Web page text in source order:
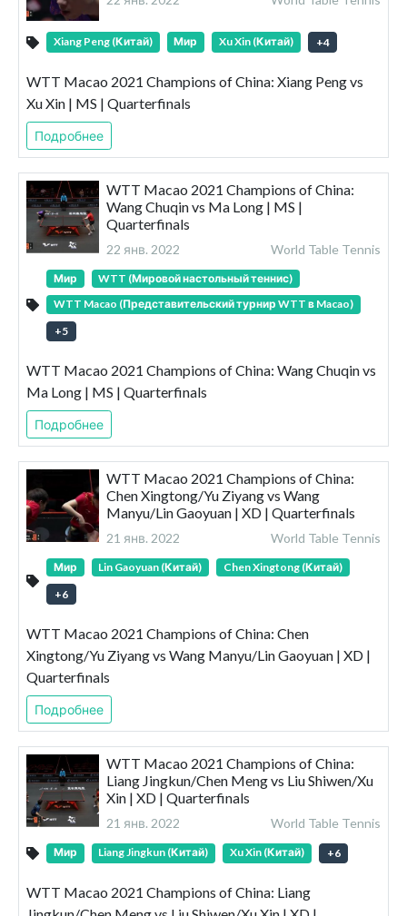
Xiang Peng (Китай) Мир Xu Xin (Китай) +4
WTT Macao 2021 Champions of China: Xiang Peng vs
Xu Xin | MS | Quarterfinals
Подробнее
WTT Macao 2021 Champions of China:
Wang Chuqin vs Ma Long | MS |
Quarterfinals
22 янв. 2022 World Table Tennis
Мир
WTT (Мировой настольный теннис)
WTT Macao (Представительский турнир WTT в Macao)
+5
WTT Macao 2021 Champions of China: Wang Chuqin vs
Ma Long | MS | Quarterfinals
Подробнее
WTT Macao 2021 Champions of China:
Chen Xingtong/Yu Ziyang vs Wang
Manyu/Lin Gaoyuan | XD | Quarterfinals
21 янв. 2022 World Table Tennis
Мир Lin Gaoyuan (Китай)
Chen Xingtong (Китай)
+6
WTT Macao 2021 Champions of China: Chen
Xingtong/Yu Ziyang vs Wang Manyu/Lin Gaoyuan | XD |
Quarterfinals
Подробнее
WTT Macao 2021 Champions of China:
Liang Jingkun/Chen Meng vs Liu Shiwen/Xu
Xin | XD | Quarterfinals
21 янв. 2022 World Table Tennis
Мир Liang Jingkun (Китай) Xu Xin (Китай) +6
WTT Macao 2021 Champions of China: Liang